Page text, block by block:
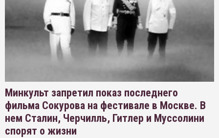
Минкульт запретил показ последнего
фильма Сокурова на фестивале в Москве. В
нем Сталин, Черчилль, Гитлер и Муссолини
спорят о жизни